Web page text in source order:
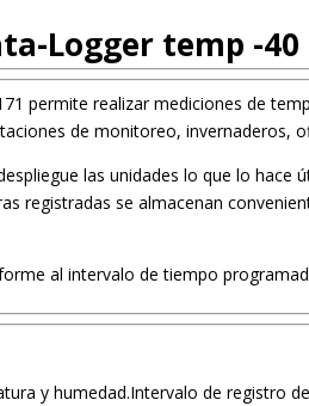
Logger temp -40
permite realizar mediciones de
de monitoreo, invernaderos,
las unidades lo que lo
registradas se almacenan
al intervalo de tiempo
y humedad.Intervalo de registro